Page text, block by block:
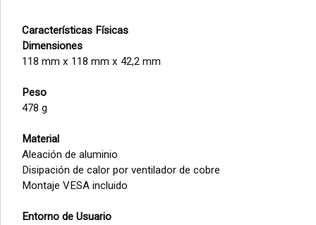
Características Físicas
Dimensiones
118 mm x 118 mm x 42,2 mm
Peso
478 g
Material
Aleación de aluminio
Disipación de calor por ventilador de cobre
Montaje VESA incluido
Entorno de Usuario